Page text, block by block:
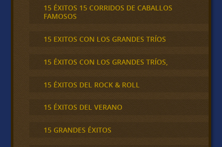
15 ÉXITOS 15 CORRIDOS DE CABALLOS
FAMOSOS
15 EXITOS CON LOS GRANDES TRÍOS
15 ÉXITOS CON LOS GRANDES TRÍOS,
15 ÉXITOS DEL ROCK & ROLL
15 ÉXITOS DEL VERANO
15 GRANDES ÉXITOS